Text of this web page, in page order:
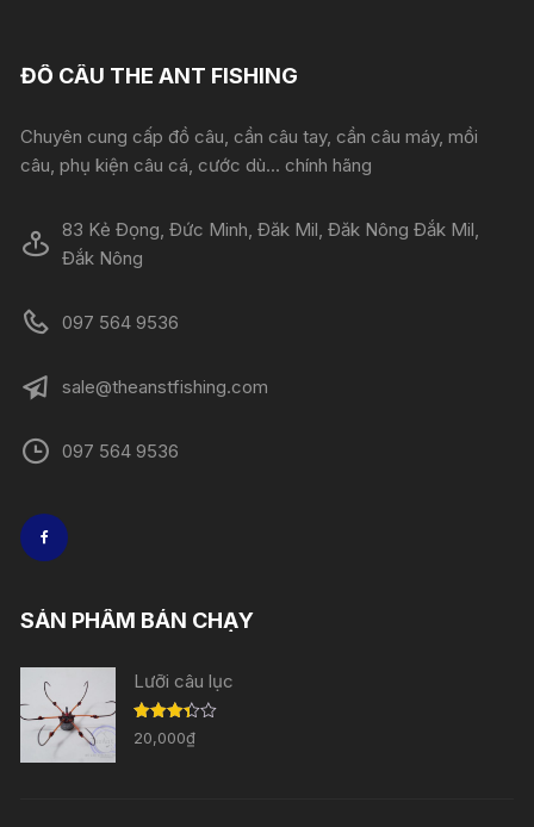
ĐỒ CÂU THE ANT FISHING
Chuyên cung cấp đồ câu, cần câu tay, cần câu máy, mồi
câu, phụ kiện câu cá, cước dù... chính hãng
83 Kẻ Đọng, Đức Minh, Đăk Mil, Đăk Nông Đắk Mil,
Đắk Nông
097 564 9536
sale@theanstfishing.com
097 564 9536
SẢN PHẨM BÁN CHẠY
Lưỡi câu lục
Được
xếp
20,000₫